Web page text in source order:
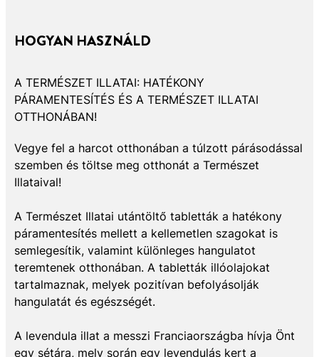
HOGYAN HASZNÁLD
A TERMÉSZET ILLATAI: HATÉKONY
PÁRAMENTESÍTÉS ÉS A TERMÉSZET ILLATAI
OTTHONÁBAN!
Vegye fel a harcot otthonában a túlzott párásodással
szemben és töltse meg otthonát a Természet
Illataival!
A Természet Illatai utántöltő tabletták a hatékony
páramentesítés mellett a kellemetlen szagokat is
semlegesítik, valamint különleges hangulatot
teremtenek otthonában. A tabletták illóolajokat
tartalmaznak, melyek pozitívan befolyásolják
hangulatát és egészségét.
A levendula illat a messzi Franciaországba hívja Önt
egy sétára, mely során egy levendulás kert a